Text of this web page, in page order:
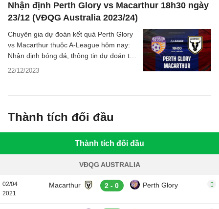
Nhận định Perth Glory vs Macarthur 18h30 ngày
23/12 (VĐQG Australia 2023/24)
22/12/2023
Chuyên gia dự đoán kết quả Perth Glory
vs Macarthur thuộc A-League hôm nay:
Nhận định bóng đá, thông tin dự đoán tỷ
số, thống kê chi tiết về trận đấu.
Thành tích đối đầu
Thành tích đối đầu
VĐQG AUSTRALIA
02/04
2021
Macarthur 2 - 0 Perth Glory